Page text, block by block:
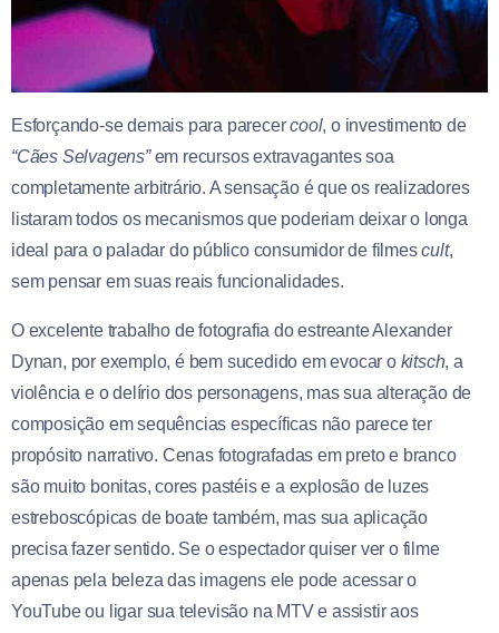
Esforçando-se demais para parecercool, o investimento de
“Cães Selvagens”em recursos extravagantes soa
completamente arbitrário. A sensação é que os realizadores
listaram todos os mecanismos que poderiam deixar o longa
ideal para o paladar do público consumidor de filmescult,
sem pensar em suas reais funcionalidades.
O excelente trabalho de fotografia do estreante Alexander
Dynan, por exemplo, é bem sucedido em evocar o kitsch, a
violência e o delírio dos personagens, mas sua alteração de
composição em sequências específicas não parece ter
propósito narrativo. Cenas fotografadas em preto e branco
são muito bonitas, cores pastéis e a explosão de luzes
estreboscópicas de boate também, mas sua aplicação
precisa fazer sentido. Se o espectador quiser ver o filme
apenas pela beleza das imagens ele pode acessar o
YouTube ou ligar sua televisão na MTV e assistir aos